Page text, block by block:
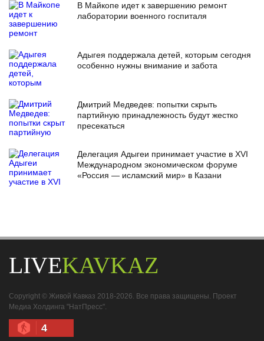
В Майкопе идет к завершению ремонт
лаборатории военного госпиталя
Адыгея поддержала детей, которым сегодня
особенно нужны внимание и забота
Дмитрий Медведев: попытки скрыть
партийную принадлежность будут жестко
пресекаться
Делегация Адыгеи принимает участие в XVI
Международном экономическом форуме
«Россия — исламский мир» в Казани
LIVEKAVKAZ
Copyright © Живой Кавказ 2018-2026. Все права защищены. Проект
Медиа Холдинга "НатПресс".
4